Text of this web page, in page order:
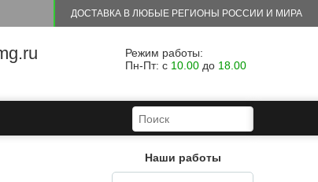
ДОСТАВКА В ЛЮБЫЕ РЕГИОНЫ РОССИИ И МИРА
Режим работы:
Пн-Пт: с 10.00 до 18.00
ФОРМА ПОИСКА
ПОИСК
Наши работы
Данная модель USB-
виде сноуборда с
нанесённым лог...